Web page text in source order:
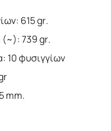
615 gr.
(~): 739 gr.
10 φυσιγγίων
mm.